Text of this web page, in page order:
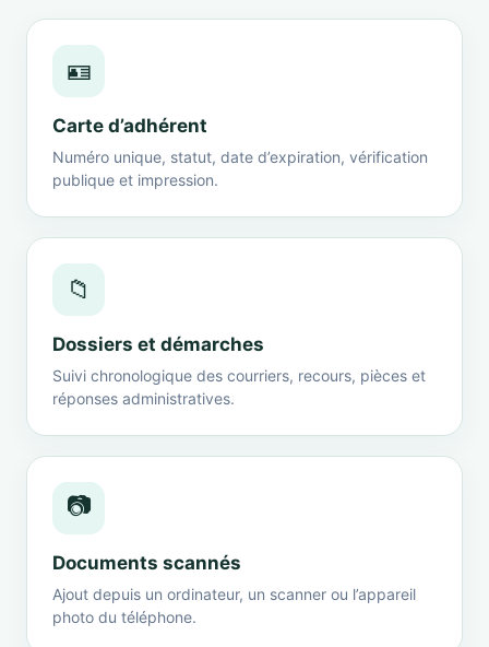
🪪
Carte d’adhérent
Numéro unique, statut, date d’expiration, vérification
publique et impression.
📁
Dossiers et démarches
Suivi chronologique des courriers, recours, pièces et
réponses administratives.
📷
Documents scannés
Ajout depuis un ordinateur, un scanner ou l’appareil
photo du téléphone.